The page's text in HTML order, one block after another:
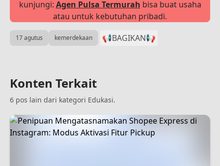
kunjungi: Agen Pulsa Termurah bisa buat usaha
atau untuk kebutuhan pribadi.
17 agutus kemerdekaan 📢BAGIKAN📢
Konten Terkait
6 pos lain dari kategori Edukasi.